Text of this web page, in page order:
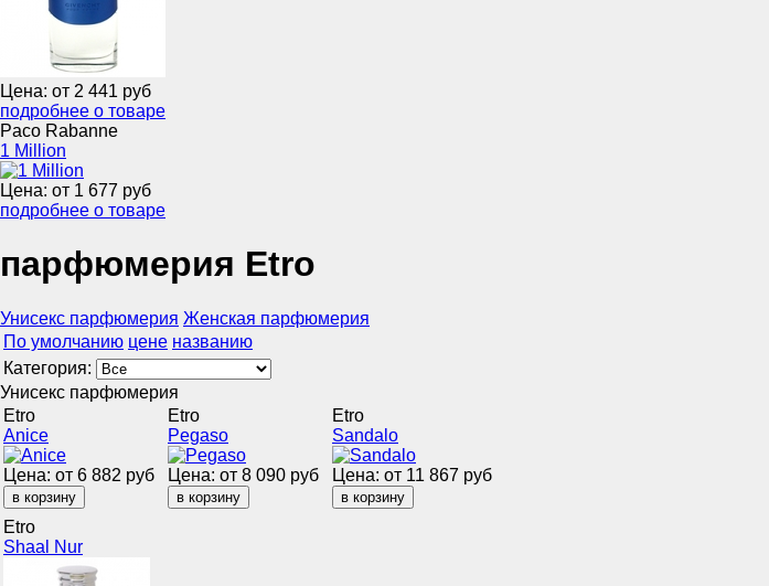
Цена: от 2 441 руб
подробнее о товаре
Paco Rabanne
1 Million
Цена: от 1 677 руб
подробнее о товаре
парфюмерия Etro
Унисекс парфюмерия Женская парфюмерия
По умолчанию цене названию
Категория:
Унисекс парфюмерия
Etro
Anice
Цена: от 6 882 руб
Etro
Pegaso
Цена: от 8 090 руб
Etro
Sandalo
Цена: от 11 867 руб
Etro
Shaal Nur